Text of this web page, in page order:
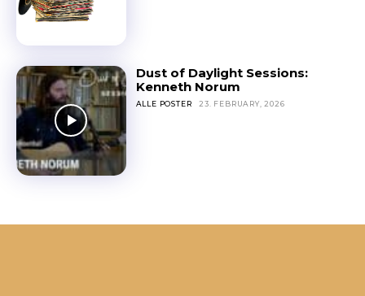
Dust of Daylight Sessions:
Kenneth Norum
ALLE POSTER 23. FEBRUARY, 2026